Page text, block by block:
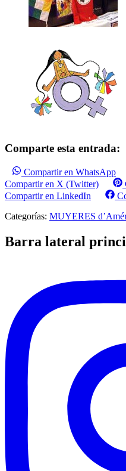
Comparte esta entrada:
Compartir en WhatsApp
Compartir en X (Twitter)
Compartir en LinkedIn
Categorías: MUYERES
Barra lateral